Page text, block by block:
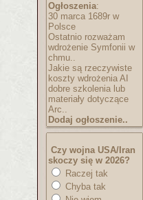
Ogłoszenia:
30 marca 1689r w
Polsce
Ostatnio rozważam
wdrożenie Symfonii w
chmu..
Jakie są rzeczywiste
koszty wdrożenia AI
dobre szkolenia lub
materiały dotyczące
Arc..
Dodaj ogłoszenie..
Czy wojna USA/Iran
skoczy się w 2026?
Raczej tak
Chyba tak